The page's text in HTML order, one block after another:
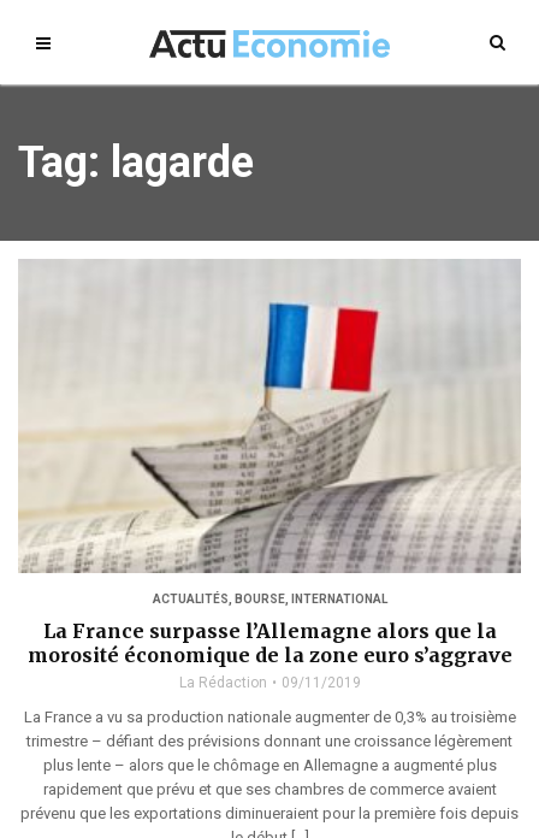
Tag: lagarde
ACTUALITÉS, BOURSE, INTERNATIONAL
La France surpasse l’Allemagne alors que la
morosité économique de la zone euro s’aggrave
La Rédaction 09/11/2019
La France a vu sa production nationale augmenter de 0,3% au troisième
trimestre – défiant des prévisions donnant une croissance légèrement
plus lente – alors que le chômage en Allemagne a augmenté plus
rapidement que prévu et que ses chambres de commerce avaient
prévenu que les exportations diminueraient pour la première fois depuis